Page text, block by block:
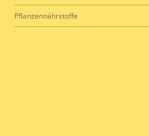
Pflanzennährstoffe